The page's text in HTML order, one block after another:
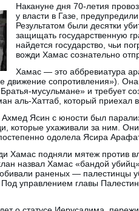
Накануне дня 70-летия
у власти в Газе,
Результатом были десятки
защищать государственную
найдется государство, чьи
вожди Хамас сознательно
Хамас — это аббревиатура
движение сопротивления»).
мусульмане» и требует
аль-Хаттаб, который приехал
Ясин с юности был
которые ухаживали за ним.
одолела Ясира
Хамас подняли мятеж против
назвал Хамас «бандой
раненых — палестинцы
управлением главы